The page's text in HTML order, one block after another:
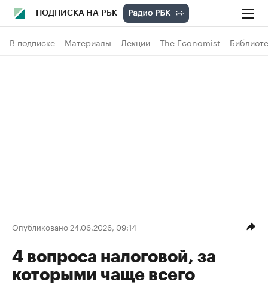
ПОДПИСКА НА РБК
В подписке Материалы Лекции The Economist
Опубликовано 24.06.2026, 09:14
4 вопроса налоговой, за
которыми чаще всего